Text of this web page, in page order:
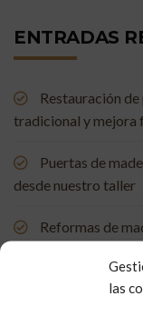
las
ENTRADAS
Restauración
tradicional y mejora
Puertas de
desde nuestro taller
Reformas de
Mueble de